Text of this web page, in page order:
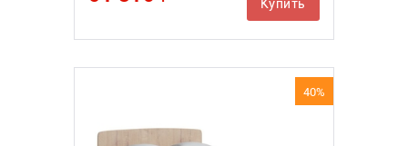
Купить
40%